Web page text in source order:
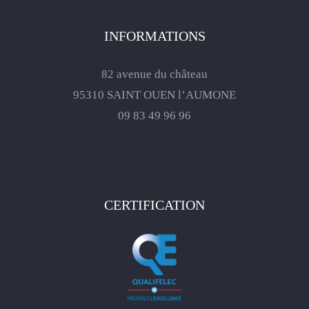
INFORMATIONS
82 avenue du château
95310 SAINT OUEN l’AUMONE
09 83 49 96 96
CERTIFICATION